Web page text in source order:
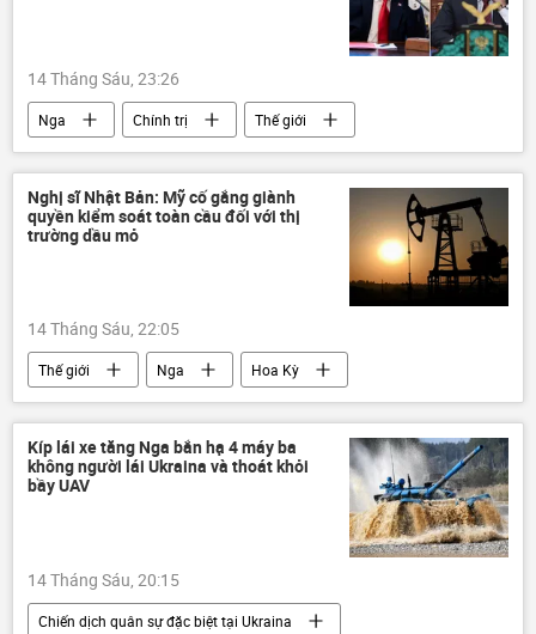
14 Tháng Sáu, 23:26
Nga Chính trị
Thế giới
Hoa Kỳ
Vladimir Putin
Donald Trump
Kiev
Iran
Xung đột Mỹ-Iran
Nghị sĩ Nhật Bản: Mỹ cố gắng giành
quyền kiểm soát toàn cầu đối với thị
trường dầu mỏ
14 Tháng Sáu, 22:05
Thế giới Nga
Hoa Kỳ
Nhật Bản
dầu mỏ năng lượng
Kíp lái xe tăng Nga bắn hạ 4 máy ba
không người lái Ukraina và thoát khỏi
bầy UAV
14 Tháng Sáu, 20:15
Chiến dịch quân sự đặc biệt tại Ukraina